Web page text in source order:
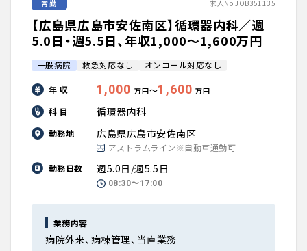
常勤 求人No.JOB351135
【広島県広島市安佐南区】循環器内科／週
5.0日・週5.5日、年収1,000〜1,600万円
一般病院 救急対応なし オンコール対応なし
年 収 1,000 万円〜1,600 万円
科 目 循環器内科
勤務地 広島県広島市安佐南区
アストラムライン※自動車通勤可
勤務日数
週5.0日/週5.5日
08:30〜17:00
業務内容
病院外来、病棟管理、当直業務